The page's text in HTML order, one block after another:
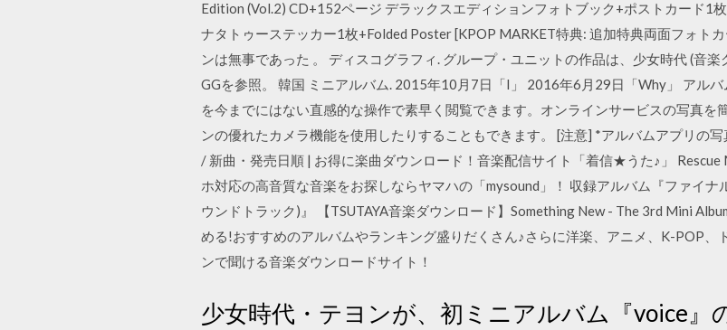
Edition (Vol.2) CD+152ページ デラックスエディションフォトブック+ポストカード1
ナタトゥーステッカー1枚+Folded Poster [KPOP MARKET特典: 追加特典両面フォト
ンは無事であった 。 ディスコグラフィ. グループ・ユニットの作品は、少女時代 (音
GGを参照。 韓国 ミニアルバム. 2015年10月7日「I」 2016年6月29日「Why」 アル
を今までにはない直感的な操作で素早く閲覧できます。オンラインサービスの写真
ンの優れたカメラ機能を使用したりすることもできます。 [注意] *アルバムアプリの
/ 新曲・発売日順 | お得に楽曲ダウンロード！音楽配信サイト「着信★うた♪」
ホ対応の高音質な音楽をお探しならヤマハの「mysound」！ 収録アルバム『ファイ
ウンドトラック)』 【TSUTAYA音楽ダウンロード】Something New - The 3rd Mini
める!おすすめのアルバムやランキング盛りだくさん♪さらに洋楽、アニメ、K-POP、
ンで聞ける音楽ダウンロードサイト！
少女時代・テヨンが、初ミニアルバム『voice』